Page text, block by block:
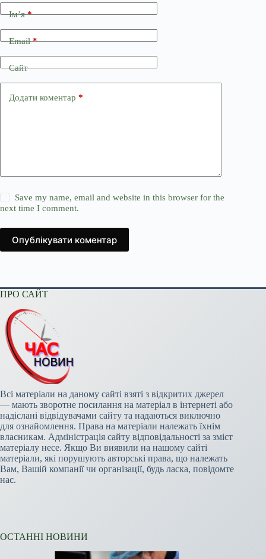
Ім’я*
Email*
Сайт
Додати коментар *
Save my name, email and website in this browser for the
next time I comment.
Опублікувати коментар
ПРО САЙТ
Всі матеріали на даному сайті взяті з відкритих джерел
— мають зворотне посилання на матеріал в інтернеті або
надіслані відвідувачами сайту та надаються виключно
для ознайомлення. Права на матеріали належать їхнім
власникам. Адміністрація сайту відповідальності за зміст
матеріалу несе. Якщо Ви виявили на нашому сайті
матеріали, які порушують авторські права, що належать
Вам, Вашій компанії чи організації, будь ласка, повідомте
нас.
ОСТАННІ НОВИНИ